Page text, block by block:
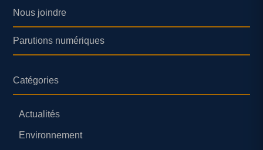
Nous joindre
Parutions numériques
Catégories
Actualités
Environnement